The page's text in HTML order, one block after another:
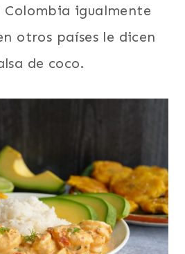
Colombia igualmente
otros países le dicen
de coco.